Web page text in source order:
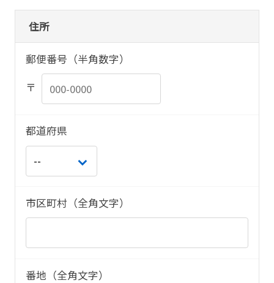
住所
郵便番号（半角数字）
〒
都道府県
市区町村（全角文字）
番地（全角文字）